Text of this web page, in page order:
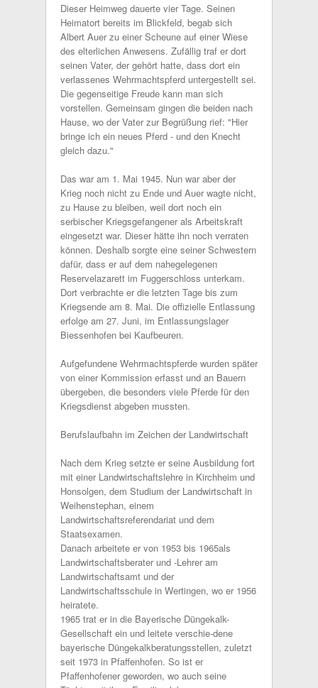
Dieser Heimweg dauerte vier Tage. Seinen
Heimatort bereits im Blickfeld, begab sich
Albert Auer zu einer Scheune auf einer Wiese
des elterlichen Anwesens. Zufällig traf er dort
seinen Vater, der gehört hatte, dass dort ein
verlassenes Wehrmachtspferd untergestellt sei.
Die gegenseitige Freude kann man sich
vorstellen. Gemeinsam gingen die beiden nach
Hause, wo der Vater zur Begrüßung rief: "Hier
bringe ich ein neues Pferd - und den Knecht
gleich dazu."
Das war am 1. Mai 1945. Nun war aber der
Krieg noch nicht zu Ende und Auer wagte nicht,
zu Hause zu bleiben, weil dort noch ein
serbischer Kriegsgefangener als Arbeitskraft
eingesetzt war. Dieser hätte ihn noch verraten
können. Deshalb sorgte eine seiner Schwestern
dafür, dass er auf dem nahegelegenen
Reservelazarett im Fuggerschloss unterkam.
Dort verbrachte er die letzten Tage bis zum
Kriegsende am 8. Mai. Die offizielle Entlassung
erfolge am 27. Juni, im Entlassungslager
Biessenhofen bei Kaufbeuren.
Aufgefundene Wehrmachtspferde wurden später
von einer Kommission erfasst und an Bauern
übergeben, die besonders viele Pferde für den
Kriegsdienst abgeben mussten.
Berufslaufbahn im Zeichen der Landwirtschaft
Nach dem Krieg setzte er seine Ausbildung fort
mit einer Landwirtschaftslehre in Kirchheim und
Honsolgen, dem Studium der Landwirtschaft in
Weihenstephan, einem
Landwirtschaftsreferendariat und dem
Staatsexamen.
Danach arbeitete er von 1953 bis 1965als
Landwirtschaftsberater und -Lehrer am
Landwirtschaftsamt und der
Landwirtschaftsschule in Wertingen, wo er 1956
heiratete.
1965 trat er in die Bayerische Düngekalk-
Gesellschaft ein und leitete verschie-dene
bayerische Düngekalkberatungsstellen, zuletzt
seit 1973 in Pfaffenhofen. So ist er
Pfaffenhofener geworden, wo auch seine